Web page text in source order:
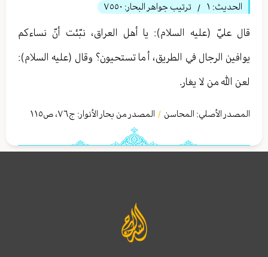
الحديث: ١ / ترتيب جواهر البحار: ٧٥٥٠
قال عليّ (عليه السلام): يا أهل العراق، نبّئت أنّ نساءكم
يوافين الرجال في الطريق، أ ما تستحيون؟ وقال (عليه السلام):
لعن الله من لا يغار.
المصدر الأصلي: المحاسن / المصدر من بحار الأنوار: ج٧٦، ص١١٥